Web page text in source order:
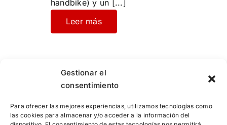
Gestionar el
consentimiento
Para ofrecer las mejores experiencias, utilizamos tecnologías como
las cookies para almacenar y/o acceder a la información del
handbike) y un [...]
Leer más